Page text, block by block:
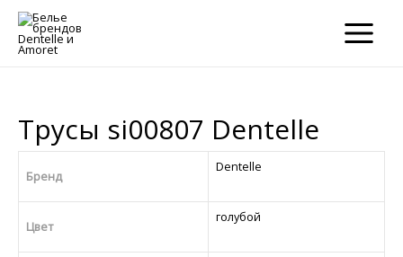
MAIN
Трусы si00807 Dentelle
Бренд
Dentelle
Цвет
голубой